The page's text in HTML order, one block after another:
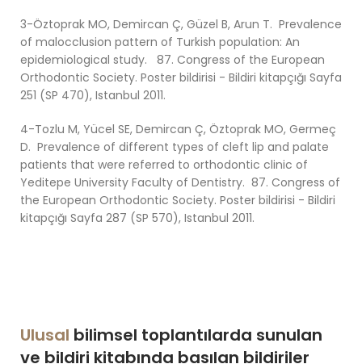
3-Öztoprak MO, Demircan Ç, Güzel B, Arun T. Prevalence
of malocclusion pattern of Turkish population: An
epidemiological study. 87. Congress of the European
Orthodontic Society. Poster bildirisi - Bildiri kitapçığı Sayfa
251 (SP 470), Istanbul 2011.
4-Tozlu M, Yücel SE, Demircan Ç, Öztoprak MO, Germeç
D. Prevalence of different types of cleft lip and palate
patients that were referred to orthodontic clinic of
Yeditepe University Faculty of Dentistry. 87. Congress of
the European Orthodontic Society. Poster bildirisi - Bildiri
kitapçığı Sayfa 287 (SP 570), Istanbul 2011.
Ulusal bilimsel toplantılarda sunulan
ve bildiri kitabında basılan bildiriler